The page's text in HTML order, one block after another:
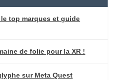
top marques et guide
de folie pour la XR !
sur Meta Quest